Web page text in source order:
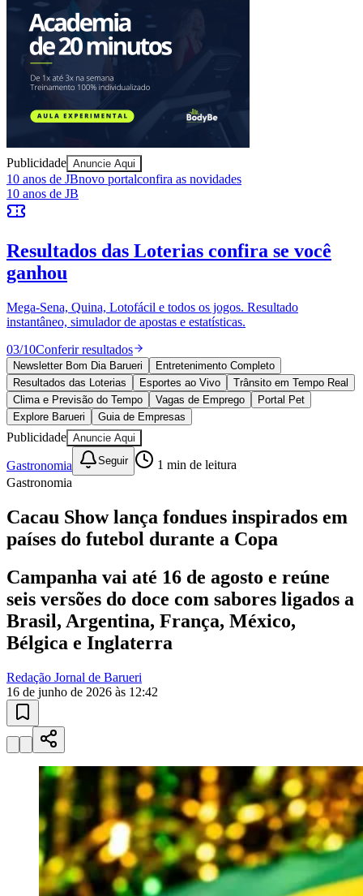
Goiás
Publicidade Anuncie Aqui
10 anos de JBnovo portalconfira as novidades
10 anos de JB
Resultados das Loterias confira se você
ganhou
Mega-Sena, Quina, Lotofácil e todos os jogos. Resultado
instantâneo, simulador de apostas e estatísticas.
03/10Conferir resultados
Newsletter Bom Dia Barueri
Entretenimento Completo
Resultados das Loterias
Esportes ao Vivo
Trânsito em Tempo Real
Clima e Previsão do Tempo
Vagas de Emprego
Portal Pet
Explore Barueri
Guia de Empresas
Publicidade Anuncie Aqui
Gastronomia Seguir 1 min de leitura
Gastronomia
Cacau Show lança fondues inspirados em
países do futebol durante a Copa
Campanha vai até 16 de agosto e reúne
seis versões do doce com sabores ligados a
Brasil, Argentina, França, México,
Bélgica e Inglaterra
Redação Jornal de Barueri
16 de junho de 2026 às 12:42